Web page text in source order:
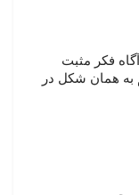
فکر مثبت
همان شکل در